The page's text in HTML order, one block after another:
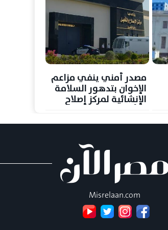
مصدر أمني ينفي مزاعم
الإخوان بتدهور السلامة
الإنشائية لمركز إصلاح
Misrelaan.com